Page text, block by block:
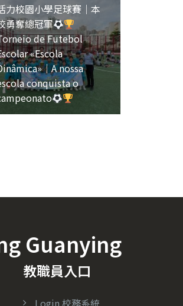
力校園小學足球賽｜本
勇奪總冠軍
de Futebol
«Escola
｜A nossa
conquista o
Guanying
教職員入口
Login 校務系統